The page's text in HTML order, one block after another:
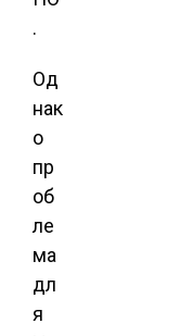
.
Од
нак
о
пр
об
ле
ма
дл
я